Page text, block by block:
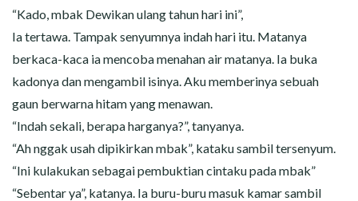
“Kado, mbak Dewikan ulang tahun hari ini”,
Ia tertawa. Tampak senyumnya indah hari itu. Matanya
berkaca-kaca ia mencoba menahan air matanya. Ia buka
kadonya dan mengambil isinya. Aku memberinya sebuah
gaun berwarna hitam yang menawan.
“Indah sekali, berapa harganya?”, tanyanya.
“Ah nggak usah dipikirkan mbak”, kataku sambil tersenyum.
“Ini kulakukan sebagai pembuktian cintaku pada mbak”
“Sebentar ya”, katanya. Ia buru-buru masuk kamar sambil